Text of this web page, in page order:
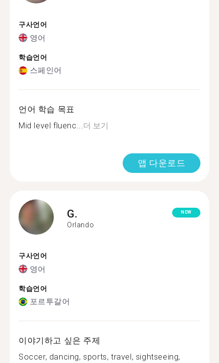
구사언어
영어
학습언어
스페인어
언어 학습 목표
Mid level fluenc...더 보기
앱 다운로드
G.
Orlando
NEW
구사언어
영어
학습언어
포르투갈어
이야기하고 싶은 주제
Soccer, dancing, sports, travel, sightseeing,